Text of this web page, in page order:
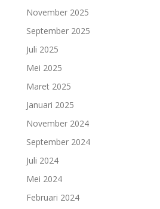
November 2025
September 2025
Juli 2025
Mei 2025
Maret 2025
Januari 2025
November 2024
September 2024
Juli 2024
Mei 2024
Februari 2024